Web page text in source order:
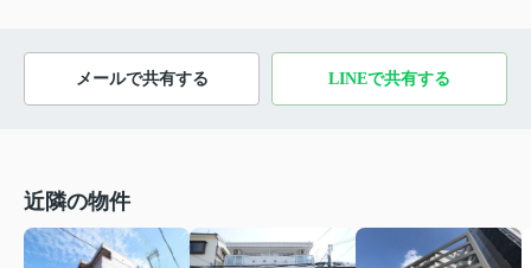
メールで共有する LINEで共有する
近隣の物件